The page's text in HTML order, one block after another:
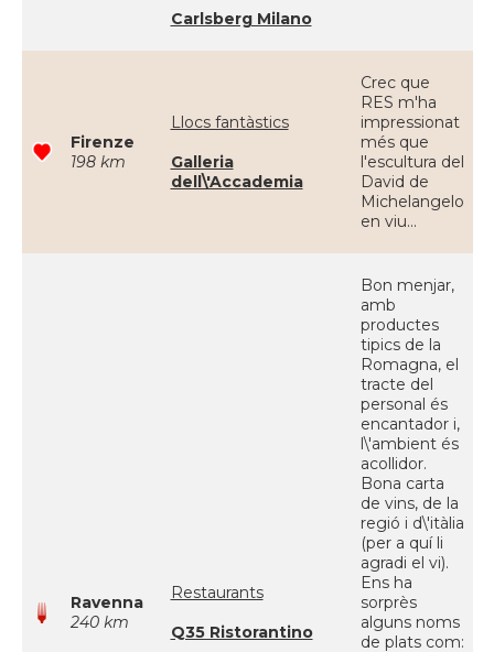
Carlsberg Milano
Firenze
198 km
Llocs fantàstics
Galleria
dell\'Accademia
Crec que
RES m'ha
impressionat
més que
l'escultura del
David de
Michelangelo
en viu...
Ravenna
240 km
Restaurants
Q35 Ristorantino
Bon menjar,
amb
productes
tipics de la
Romagna, el
tracte del
personal és
encantador i,
l\'ambient és
acollidor.
Bona carta
de vins, de la
regió i d\'itàlia
(per a quí li
agradi el vi).
Ens ha
sorprès
alguns noms
de plats com: